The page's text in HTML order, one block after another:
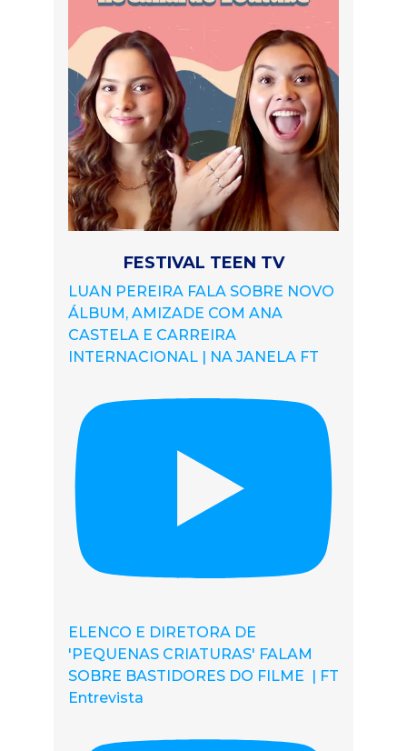
FESTIVAL TEEN TV
LUAN PEREIRA FALA SOBRE NOVO
ÁLBUM, AMIZADE COM ANA
CASTELA E CARREIRA
INTERNACIONAL | NA JANELA FT
ELENCO E DIRETORA DE
'PEQUENAS CRIATURAS' FALAM
SOBRE BASTIDORES DO FILME | FT
Entrevista